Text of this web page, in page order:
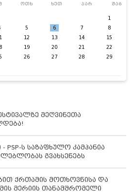
ოთხ ხუთ პარ შაბ
1
5 6 7
8
12 13 14
15
19 20 21
22
26 27 28
29
მეღვინეთა
PSP-ს საზაფხულო კამპანია
გვახსენებს
ქრთამის მოთხოვნისა და
მერიის თანამშრომელი